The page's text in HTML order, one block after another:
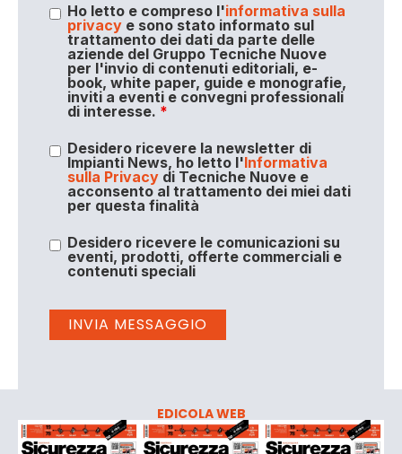
Ho letto e compreso l'informativa sulla
privacye sono stato informato sul
trattamento dei dati da parte delle
aziende del Gruppo Tecniche Nuove
per l'invio di contenuti editoriali, e-
book, white paper, guide e monografie,
inviti a eventi e convegni professionali
di interesse. *
Desidero ricevere la newsletter di
Impianti News, ho letto l'Informativa
sulla Privacydi Tecniche Nuove e
acconsento al trattamento dei miei dati
per questa finalità
Desidero ricevere le comunicazioni su
eventi, prodotti, offerte commerciali e
contenuti speciali
EDICOLA WEB